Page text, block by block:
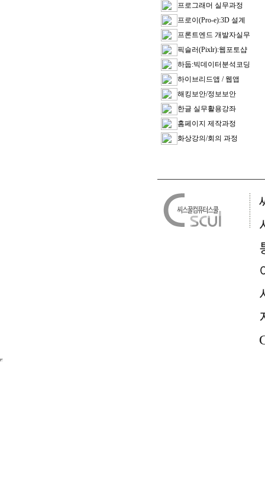
프로그래머 실무과정
프로이(Pro-e):3D 설계
프론트엔드 개발자실무
픽슬러(Pixlr):웹포토샵
하둡:빅데이터분석코딩
하이브리드앱 / 웹앱
해킹보안/정보보안
한글 실무활용강좌
홈페이지 제작과정
화상강의/회의 과정